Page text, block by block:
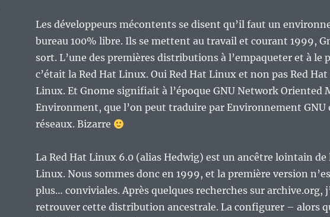
Les développeurs mécontents se disent qu’il faut un
bureau 100% libre. Ils se mettent au travail et courant 1999,
sort. L’une des premières distributions à l’empaqueter et à le
c’était la Red Hat Linux. Oui Red Hat Linux et non pas Red
Linux. Et Gnome signifiait à l’époque GNU Network Oriented
Environment, que l’on peut traduire par Environnement GNU
réseaux. Bizarre
La Red Hat Linux 6.0 (alias Hedwig) est un ancêtre lointain de
Linux. Nous sommes donc en 1999, et la première version
plus… conviviales. Après quelques recherches sur archive.org,
retrouver cette distribution ancestrale. La configurer – alors